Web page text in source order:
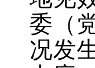
委（
况发